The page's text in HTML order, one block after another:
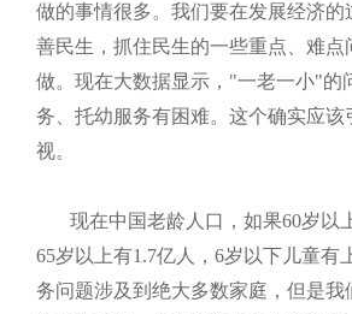
做的事情很多。我们要在发展经济的
善民生，抓住民生的一些重点、难点
做。现在大数据显示，"一老一小"的
务、托幼服务有困难。这个确实应该
视。
现在中国老龄人口，如果60岁以
65岁以上有1.7亿人，6岁以下儿童有
务问题涉及到绝大多数家庭，但是我